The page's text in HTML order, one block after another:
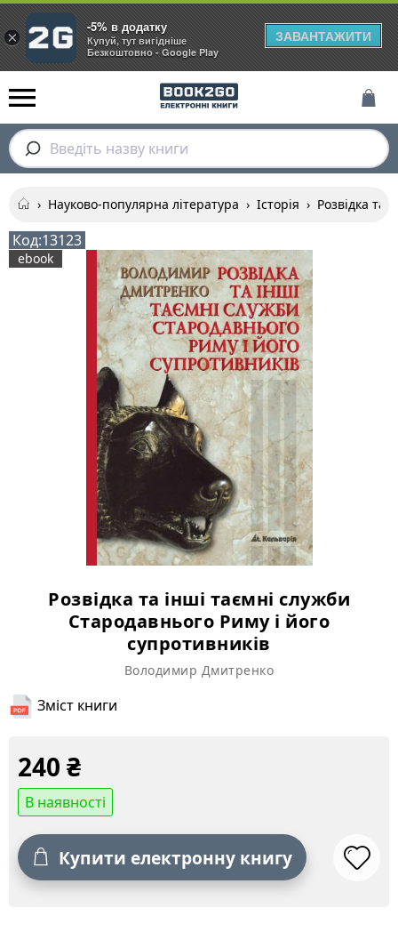
Введіть назву книги
› Науково-популярна література › Історія › Розвідка та
Код:13123
ebook
Розвідка та інші таємні служби
Стародавнього Риму і його
супротивників
Володимир Дмитренко
Зміст книги
240 ₴
В наявності
Купити електронну книгу
×
-5% в додатку
Купуй, тут вигідніше
Безкоштовно - Google Play
ЗАВАНТАЖИТИ